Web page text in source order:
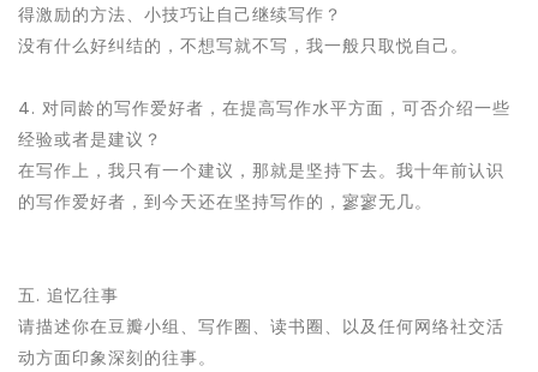
得激励的方法、小技巧让自己继续写作？
没有什么好纠结的，不想写就不写，我一般只取悦自己。
4. 对同龄的写作爱好者，在提高写作水平方面，可否介绍一些
经验或者是建议？
在写作上，我只有一个建议，那就是坚持下去。我十年前认识
的写作爱好者，到今天还在坚持写作的，寥寥无几。
五. 追忆往事
请描述你在豆瓣小组、写作圈、读书圈、以及任何网络社交活
动方面印象深刻的往事。